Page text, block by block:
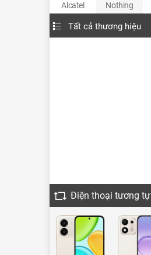
Alcatel
Nothing
Tất cả thương hiệu
Điện thoại tương tự